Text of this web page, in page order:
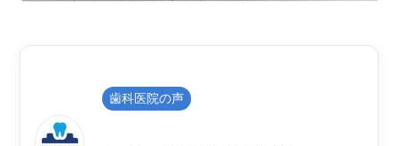
歯科医院の声